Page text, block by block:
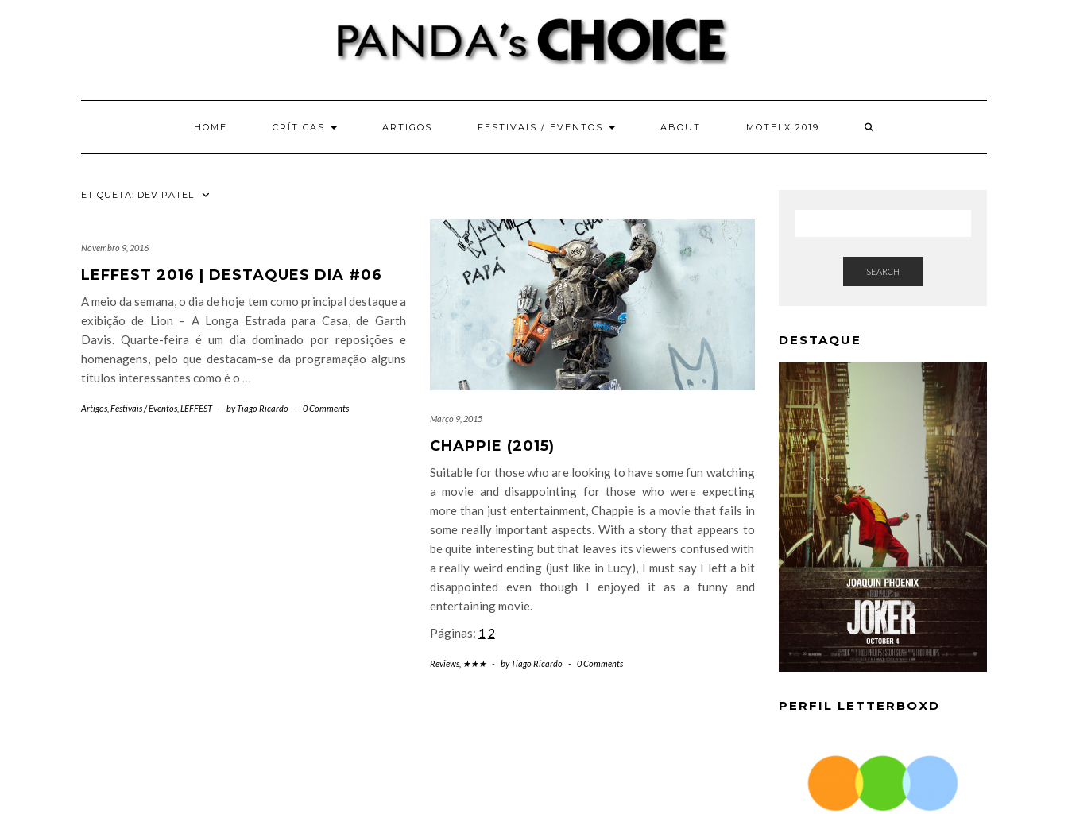
HOME CRÍTICAS ARTIGOS FESTIVAIS / EVENTOS ABOUT MOTELX 2019
ETIQUETA: DEV PATEL
Novembro 9, 2016
LEFFEST 2016 | DESTAQUES DIA #06
A meio da semana, o dia de hoje tem como principal destaque a
exibição de Lion – A Longa Estrada para Casa, de Garth
Davis. Quarte-feira é um dia dominado por reposições e
homenagens, pelo que destacam-se da programação alguns
títulos interessantes como é o …
Artigos Festivais / Eventos LEFFEST - byTiago Ricardo -
0 Comments
Março 9, 2015
CHAPPIE (2015)
Suitable for those who are looking to have some fun watching
a movie and disappointing for those who were expecting
more than just entertainment, Chappie is a movie that fails in
some really important aspects. With a story that appears to
be quite interesting but that leaves its viewers confused with
a really weird ending (just like in Lucy), I must say I left a bit
disappointed even though I enjoyed it as a funny and
entertaining movie.
Páginas: 1 2
Reviews, ★★★ - byTiago Ricardo - 0 Comments
SEARCH
DESTAQUE
PERFIL LETTERBOXD